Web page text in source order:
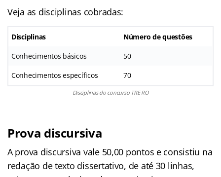
Veja as disciplinas cobradas:
Disciplinas Número de questões
Conhecimentos básicos 50
Conhecimentos específicos 70
Disciplinas do concurso TRE RO
Prova discursiva
A prova discursiva vale 50,00 pontos e consistiu na
redação de texto dissertativo, de até 30 linhas,